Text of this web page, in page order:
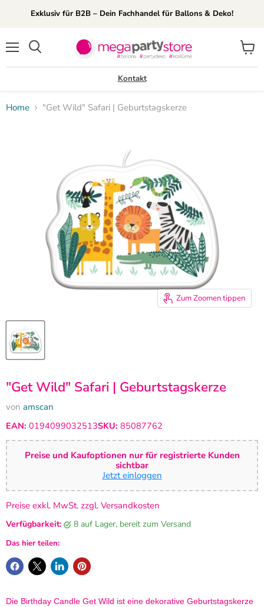
Exklusiv für B2B – Dein Fachhandel für Ballons & Deko!
Kontakt
Home "Get Wild" Safari | Geburtstagskerze
Zum Zoomen tippen
"Get Wild" Safari | Geburtstagskerze
von amscan
EAN: 0194099032513SKU: 85087762
Preise und Kaufoptionen nur für registrierte Kunden
sichtbar
Jetzt einloggen
Preise exkl. MwSt. zzgl. Versandkosten
Verfügbarkeit: 8 auf Lager, bereit zum Versand
Das hier teilen:
Die Birthday Candle Get Wild ist eine dekorative Geburtstagskerze